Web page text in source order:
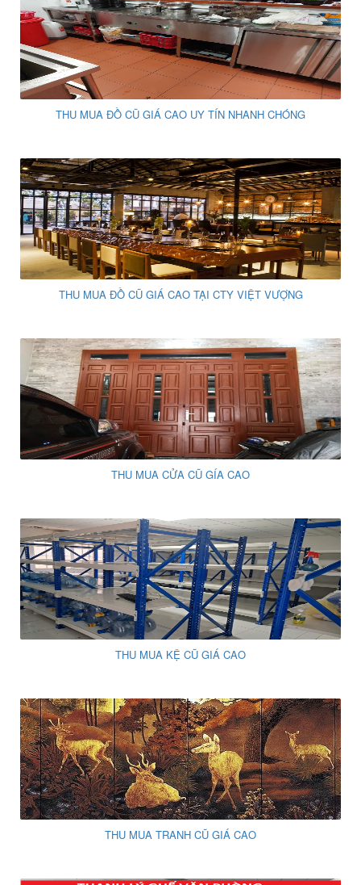
THU MUA ĐỒ CŨ GIÁ CAO UY TÍN NHANH CHÓNG
THU MUA ĐỒ CŨ GIÁ CAO TẠI CTY VIỆT VƯỢNG
THU MUA CỬA CŨ GÍA CAO
THU MUA KỆ CŨ GIÁ CAO
THU MUA TRANH CŨ GIÁ CAO